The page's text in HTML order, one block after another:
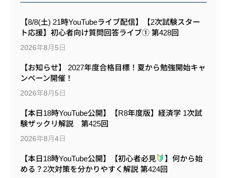
【8/8(土) 21時YouTubeライブ配信】【2次試験スター
ト応援】初心者向け質問回答ライブ① 第428回
2026年8月5日
【お知らせ】 2027年度合格目標！夏から勉強開始キャ
ンペーン開催！
2026年8月5日
【本日18時YouTube公開】【R8年度版】経済学 1次試
験ザックリ解説 第425回
2026年8月4日
【本日18時YouTube公開】【初心者必見
】何から始
める？2次対策を分かりやすく解説 第424回